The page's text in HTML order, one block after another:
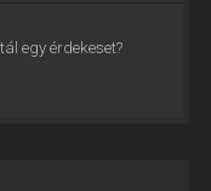
egy érdekeset?